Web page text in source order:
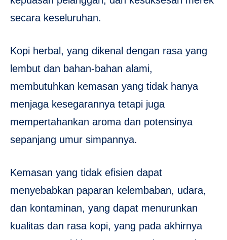
secara keseluruhan.
Kopi herbal, yang dikenal dengan rasa yang
lembut dan bahan-bahan alami,
membutuhkan kemasan yang tidak hanya
menjaga kesegarannya tetapi juga
mempertahankan aroma dan potensinya
sepanjang umur simpannya.
Kemasan yang tidak efisien dapat
menyebabkan paparan kelembaban, udara,
dan kontaminan, yang dapat menurunkan
kualitas dan rasa kopi, yang pada akhirnya